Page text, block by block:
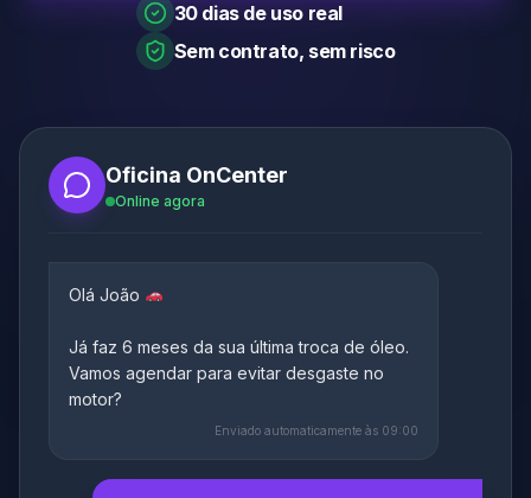
30 dias de uso real
Sem contrato, sem risco
Oficina OnCenter
Online agora
Olá João
Já faz 6 meses da sua última troca de óleo.
Vamos agendar para evitar desgaste no
motor?
Enviado automaticamente às 09:00